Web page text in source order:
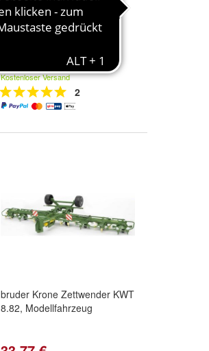
RC Monster Truck BANDIT
MG1 ferngesteuertes Auto
Buggy Geländewagen 2,4
Kostenloser Versand
2
bruder Krone Zettwender KWT
8.82, Modellfahrzeug